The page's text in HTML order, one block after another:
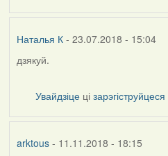
Наталья К- 23.07.2018 - 15:04
In
Harrier
дзякуй.
Увайдзіце цізарэгіструйцеся
arktous- 11.11.2018 - 18:15